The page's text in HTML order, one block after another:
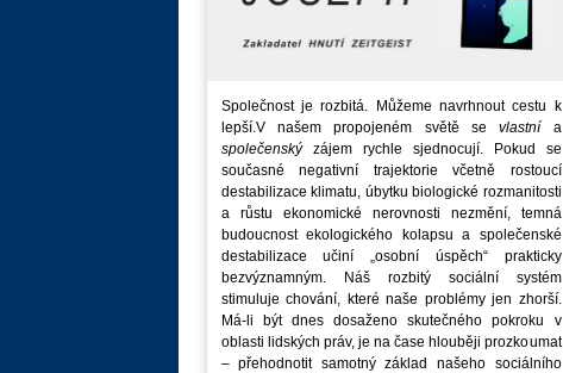
Společnost je rozbitá. Můžeme navrhnout cestu k
lepší.V našem propojeném světě sevlastnía
společenskýzájem rychle sjednocují. Pokud se
současné negativní trajektorie včetně rostoucí
destabilizace klimatu, úbytku biologické rozmanitosti
a růstu ekonomické nerovnosti nezmění, temná
budoucnost ekologického kolapsu a společenské
destabilizace učiní „osobní úspěch“ prakticky
bezvýznamným. Náš rozbitý sociální systém
stimuluje chování, které naše problémy jen zhorší.
Má-li být dnes dosaženo skutečného pokroku v
oblasti lidských práv, je na čase hlouběji prozkoumat
– přehodnotit samotný základ našeho sociálního